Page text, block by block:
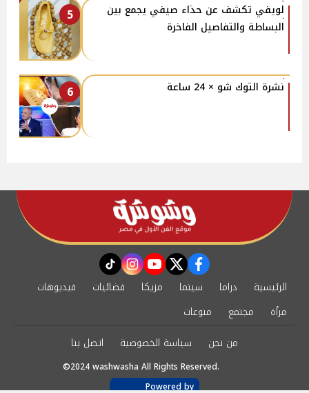
5
لويفي تكشف عن حذاء صيفي يجمع بين
البساطة والتفاصيل الفاخرة
6 نشرة التوك شو × 24 ساعة
facebook
twitter
youtube
instagram
tiktok
الرئيسية دراما سينما مزيكا فضائيات
فيديوهات
مرأة
مجتمع
منوعات
من نحن
سياسة الخصوصية اتصل بنا
©2024 washwasha All Rights Reserved.
Powered by